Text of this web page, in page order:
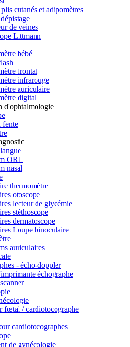
cutanés et adipomètres
de veines
Littmann
bébé
frontal
infrarouge
auriculaire
digital
d'ophtalmologie
fente
ORL
nasal
thermomètre
otoscope
lecteur de glycémie
stéthoscope
dermatoscope
Loupe binoculaire
auriculaires
- écho-doppler
échographe
fœtal / cardiotocographe
cardiotocographes
de gynécologie